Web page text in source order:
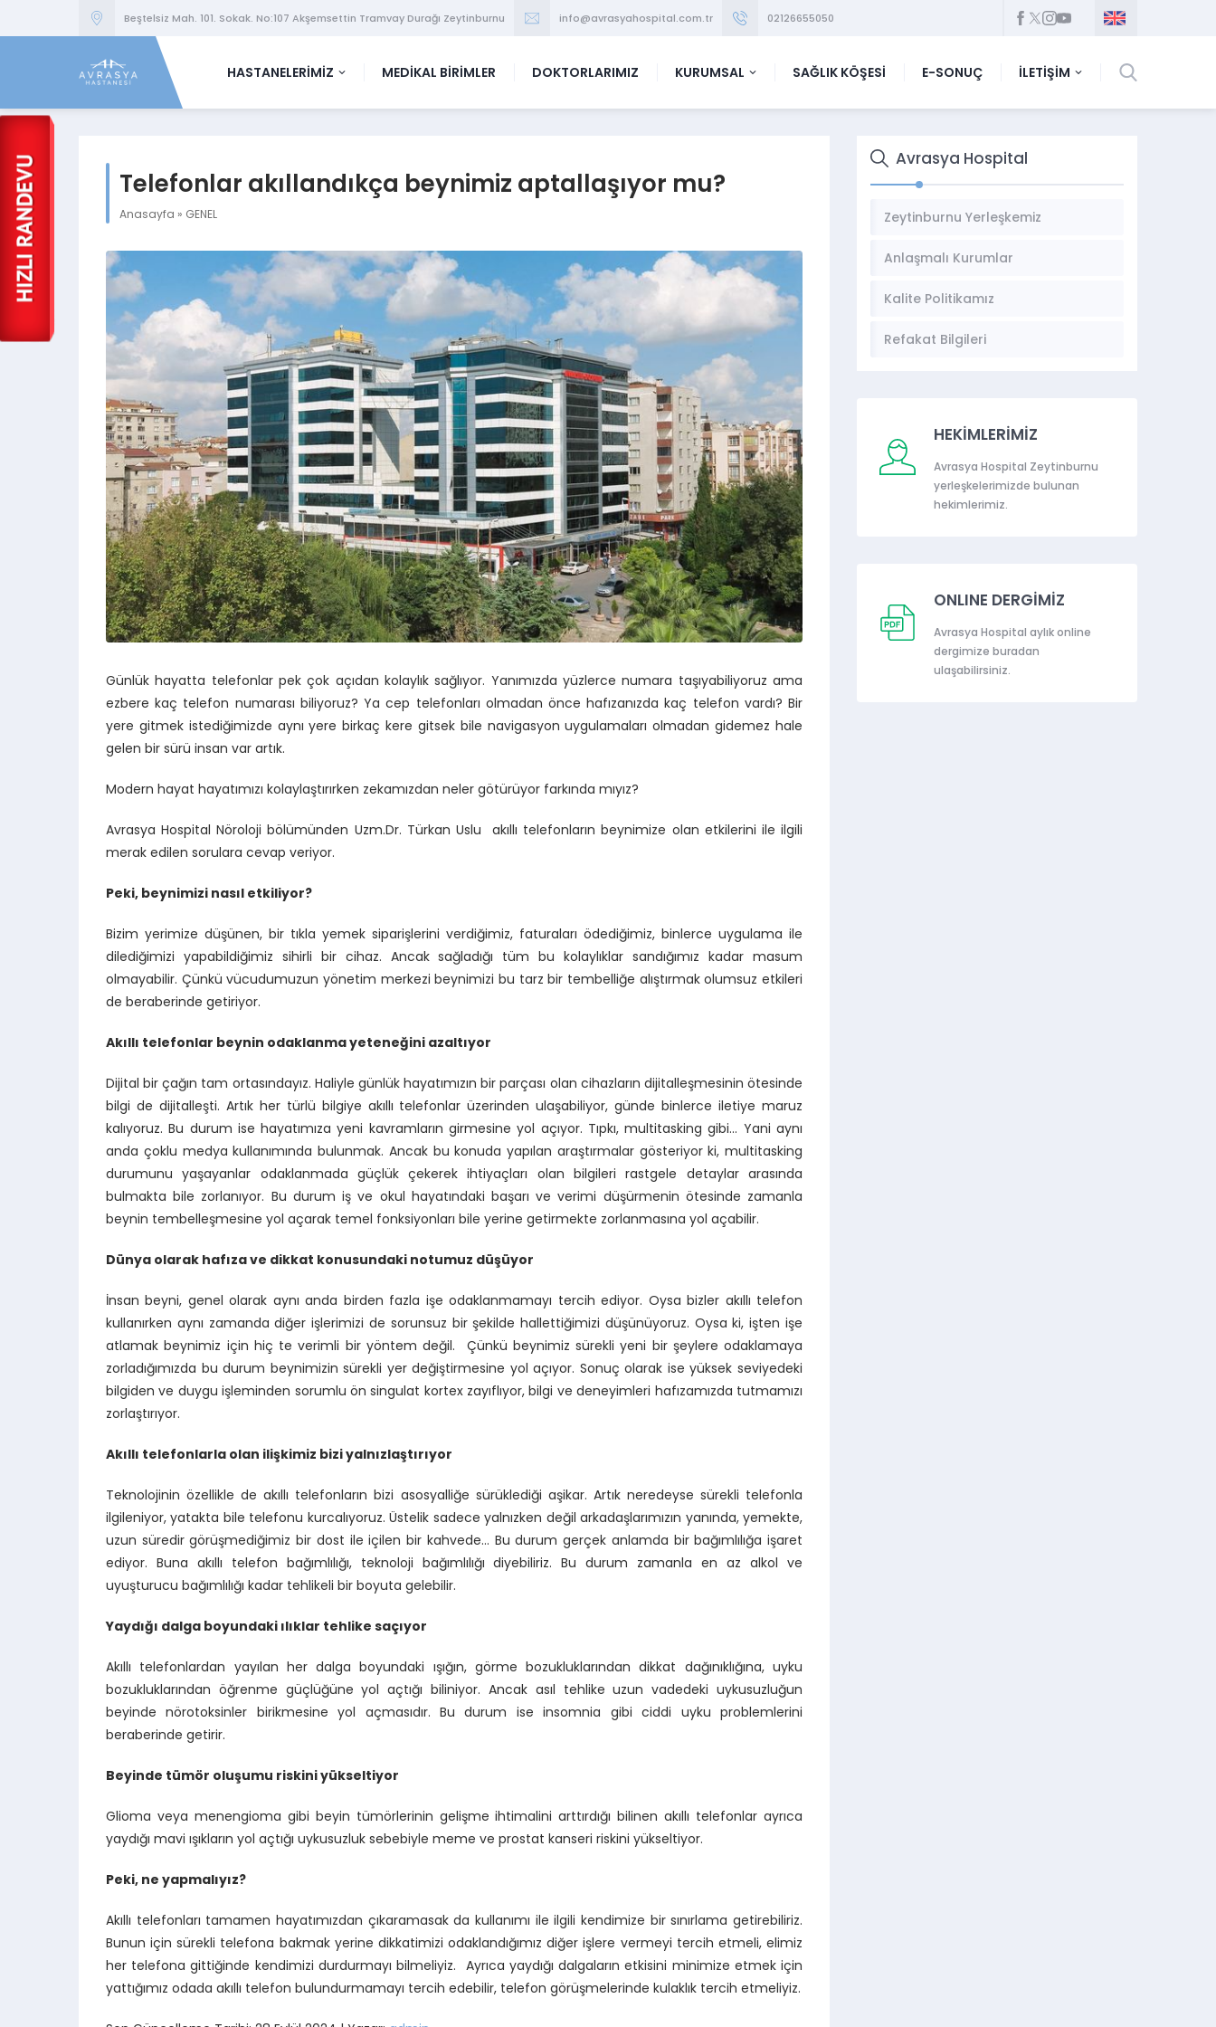
Beştelsiz Mah. 101. Sokak. No:107 Akşemsettin Tramvay Durağı Zeytinburnu info@avrasyahospital.com.tr 02126655050
HASTANELERİMİZ MEDİKAL BİRİMLER DOKTORLARIMIZ KURUMSAL SAĞLIK KÖŞESİ E-SONUÇ İLETİŞİM
Telefonlar akıllandıkça beynimiz aptallaşıyor mu?
Anasayfa » GENEL
Günlük hayatta telefonlar pek çok açıdan kolaylık sağlıyor. Yanımızda yüzlerce numara taşıyabiliyoruz ama
ezbere kaç telefon numarası biliyoruz? Ya cep telefonları olmadan önce hafızanızda kaç telefon vardı? Bir
yere gitmek istediğimizde aynı yere birkaç kere gitsek bile navigasyon uygulamaları olmadan gidemez hale
gelen bir sürü insan var artık.
Modern hayat hayatımızı kolaylaştırırken zekamızdan neler götürüyor farkında mıyız?
Avrasya Hospital Nöroloji bölümünden Uzm.Dr. Türkan Uslu akıllı telefonların beynimize olan etkilerini ile ilgili
merak edilen sorulara cevap veriyor.
Peki, beynimizi nasıl etkiliyor?
Bizim yerimize düşünen, bir tıkla yemek siparişlerini verdiğimiz, faturaları ödediğimiz, binlerce uygulama ile
dilediğimizi yapabildiğimiz sihirli bir cihaz. Ancak sağladığı tüm bu kolaylıklar sandığımız kadar masum
olmayabilir. Çünkü vücudumuzun yönetim merkezi beynimizi bu tarz bir tembelliğe alıştırmak olumsuz etkileri
de beraberinde getiriyor.
Akıllı telefonlar beynin odaklanma yeteneğini azaltıyor
Dijital bir çağın tam ortasındayız. Haliyle günlük hayatımızın bir parçası olan cihazların dijitalleşmesinin ötesinde
bilgi de dijitalleşti. Artık her türlü bilgiye akıllı telefonlar üzerinden ulaşabiliyor, günde binlerce iletiye maruz
kalıyoruz. Bu durum ise hayatımıza yeni kavramların girmesine yol açıyor. Tıpkı, multitasking gibi… Yani aynı
anda çoklu medya kullanımında bulunmak. Ancak bu konuda yapılan araştırmalar gösteriyor ki, multitasking
durumunu yaşayanlar odaklanmada güçlük çekerek ihtiyaçları olan bilgileri rastgele detaylar arasında
bulmakta bile zorlanıyor. Bu durum iş ve okul hayatındaki başarı ve verimi düşürmenin ötesinde zamanla
beynin tembelleşmesine yol açarak temel fonksiyonları bile yerine getirmekte zorlanmasına yol açabilir.
Dünya olarak hafıza ve dikkat konusundaki notumuz düşüyor
İnsan beyni, genel olarak aynı anda birden fazla işe odaklanmamayı tercih ediyor. Oysa bizler akıllı telefon
kullanırken aynı zamanda diğer işlerimizi de sorunsuz bir şekilde hallettiğimizi düşünüyoruz. Oysa ki, işten işe
atlamak beynimiz için hiç te verimli bir yöntem değil. Çünkü beynimiz sürekli yeni bir şeylere odaklamaya
zorladığımızda bu durum beynimizin sürekli yer değiştirmesine yol açıyor. Sonuç olarak ise yüksek seviyedeki
bilgiden ve duygu işleminden sorumlu ön singulat kortex zayıflıyor, bilgi ve deneyimleri hafızamızda tutmamızı
zorlaştırıyor.
Akıllı telefonlarla olan ilişkimiz bizi yalnızlaştırıyor
Teknolojinin özellikle de akıllı telefonların bizi asosyalliğe sürüklediği aşikar. Artık neredeyse sürekli telefonla
ilgileniyor, yatakta bile telefonu kurcalıyoruz. Üstelik sadece yalnızken değil arkadaşlarımızın yanında, yemekte,
uzun süredir görüşmediğimiz bir dost ile içilen bir kahvede… Bu durum gerçek anlamda bir bağımlılığa işaret
ediyor. Buna akıllı telefon bağımlılığı, teknoloji bağımlılığı diyebiliriz. Bu durum zamanla en az alkol ve
uyuşturucu bağımlılığı kadar tehlikeli bir boyuta gelebilir.
Yaydığı dalga boyundaki ılıklar tehlike saçıyor
Akıllı telefonlardan yayılan her dalga boyundaki ışığın, görme bozukluklarından dikkat dağınıklığına, uyku
bozukluklarından öğrenme güçlüğüne yol açtığı biliniyor. Ancak asıl tehlike uzun vadedeki uykusuzluğun
beyinde nörotoksinler birikmesine yol açmasıdır. Bu durum ise insomnia gibi ciddi uyku problemlerini
beraberinde getirir.
Beyinde tümör oluşumu riskini yükseltiyor
Glioma veya menengioma gibi beyin tümörlerinin gelişme ihtimalini arttırdığı bilinen akıllı telefonlar ayrıca
yaydığı mavi ışıkların yol açtığı uykusuzluk sebebiyle meme ve prostat kanseri riskini yükseltiyor.
Peki, ne yapmalıyız?
Akıllı telefonları tamamen hayatımızdan çıkaramasak da kullanımı ile ilgili kendimize bir sınırlama getirebiliriz.
Bunun için sürekli telefona bakmak yerine dikkatimizi odaklandığımız diğer işlere vermeyi tercih etmeli, elimiz
her telefona gittiğinde kendimizi durdurmayı bilmeliyiz. Ayrıca yaydığı dalgaların etkisini minimize etmek için
yattığımız odada akıllı telefon bulundurmamayı tercih edebilir, telefon görüşmelerinde kulaklık tercih etmeliyiz.
Avrasya Hospital
Zeytinburnu Yerleşkemiz
Anlaşmalı Kurumlar
Kalite Politikamız
Refakat Bilgileri
HEKİMLERİMİZ
Avrasya Hospital Zeytinburnu
yerleşkelerimizde bulunan
hekimlerimiz.
ONLINE DERGİMİZ
Avrasya Hospital aylık online
dergimize buradan
ulaşabilirsiniz.